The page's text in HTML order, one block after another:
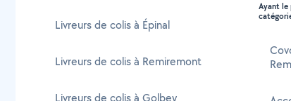
Livreurs de colis à Épinal
Livreurs de colis à Remiremont
Livreurs de colis à Golbey
Ayant le